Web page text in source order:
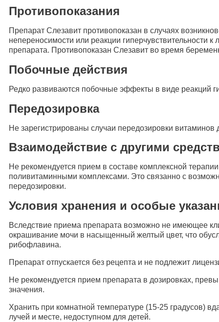
Противопоказания
Препарат Слезавит противопоказан в случаях
непереносимости или реакции гиперчувствительности
препарата. Противопоказан Слезавит во время
Побочные действия
Редко развиваются побочные эффекты в виде реакций
Передозировка
Не зарегистрированы случаи передозировки витаминов
Взаимодействие с другими
Не рекомендуется прием в составе комплексной
поливитаминными комплексами. Это связанно с
передозировки.
Условия хранения и особые
Вследствие приема препарата возможно не имеющее
окрашивание мочи в насыщенный желтый цвет, что
рибофлавина.
Препарат отпускается без рецепта и не подлежит
Не рекомендуется прием препарата в дозировках,
значения.
Хранить при комнатной температуре (15-25 градусов)
лучей и месте, недоступном для детей.